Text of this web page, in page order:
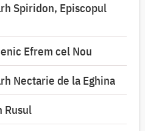
Spiridon, Episcopul
Efrem cel Nou
Nectarie de la Eghina
Rusul